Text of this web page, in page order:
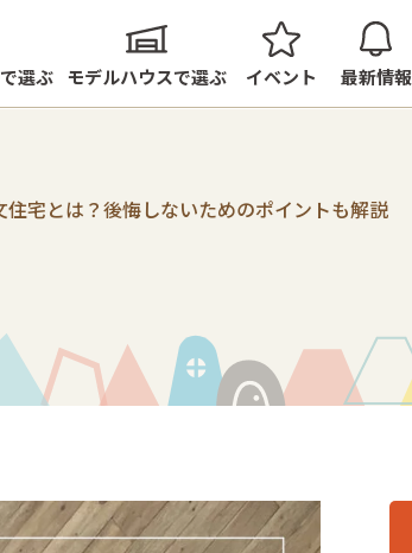
選ぶ モデルハウスで選ぶ イベント 最新情報
住宅とは？後悔しないためのポイントも解説